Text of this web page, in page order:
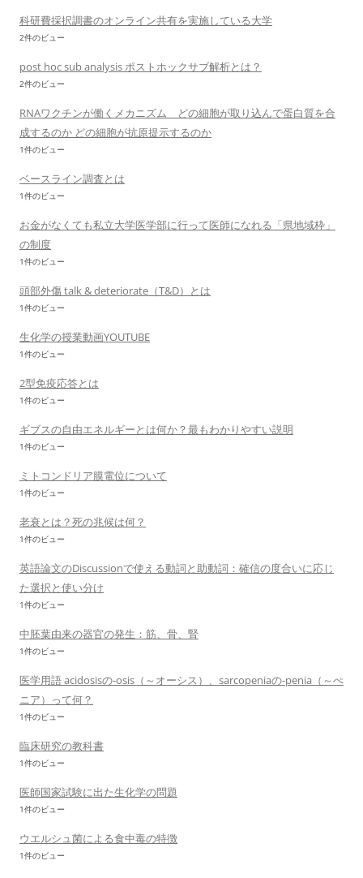
科研費採択調書のオンライン共有を実施している大学
2件のビュー
post hoc sub analysis ポストホックサブ解析とは？
2件のビュー
RNAワクチンが働くメカニズム どの細胞が取り込んで蛋白質を合
成するのか どの細胞が抗原提示するのか
1件のビュー
ベースライン調査とは
1件のビュー
お金がなくても私立大学医学部に行って医師になれる「県地域枠」
の制度
1件のビュー
頭部外傷 talk & deteriorate（T&D）とは
1件のビュー
生化学の授業動画YOUTUBE
1件のビュー
2型免疫応答とは
1件のビュー
ギブスの自由エネルギーとは何か？最もわかりやすい説明
1件のビュー
ミトコンドリア膜電位について
1件のビュー
老衰とは？死の兆候は何？
1件のビュー
英語論文のDiscussionで使える動詞と助動詞：確信の度合いに応じ
た選択と使い分け
1件のビュー
中胚葉由来の器官の発生：筋、骨、腎
1件のビュー
医学用語 acidosisの-osis（～オーシス）、sarcopeniaの-penia（～ぺ
ニア）って何？
1件のビュー
臨床研究の教科書
1件のビュー
医師国家試験に出た生化学の問題
1件のビュー
ウエルシュ菌による食中毒の特徴
1件のビュー